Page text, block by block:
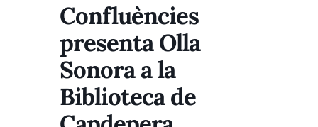
Confluències
presenta Olla
Sonora a la
Biblioteca de